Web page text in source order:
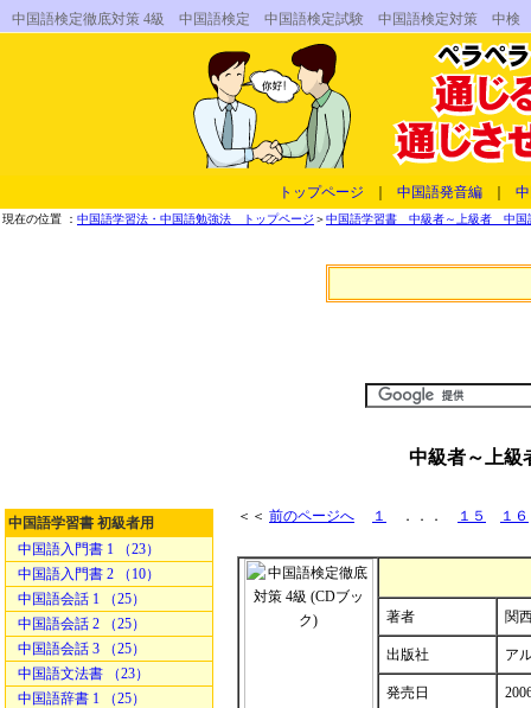
中国語検定徹底対策 4級 中国語検定 中国語検定試験 中国語検定対策 中
トップページ 中国語発音編
現在の位置 ： 中国語学習法・中国語勉強法 トップページ ＞中国語学習書 中級者～上級者 中国
中級者～上
中国語学習書 初級者用
中国語入門書 1 （23）
中国語入門書 2 （10）
中国語会話 1 （25）
中国語会話 2 （25）
中国語会話 3 （25）
中国語文法書 （23）
中国語辞書 1 （25）
＜＜ 前のページへ １ ．．． １５ １６
著者 関
出版社 ア
発売日